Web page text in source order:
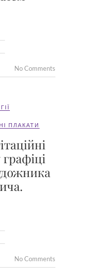
No Comments
ПЛАКАТИ
No Comments